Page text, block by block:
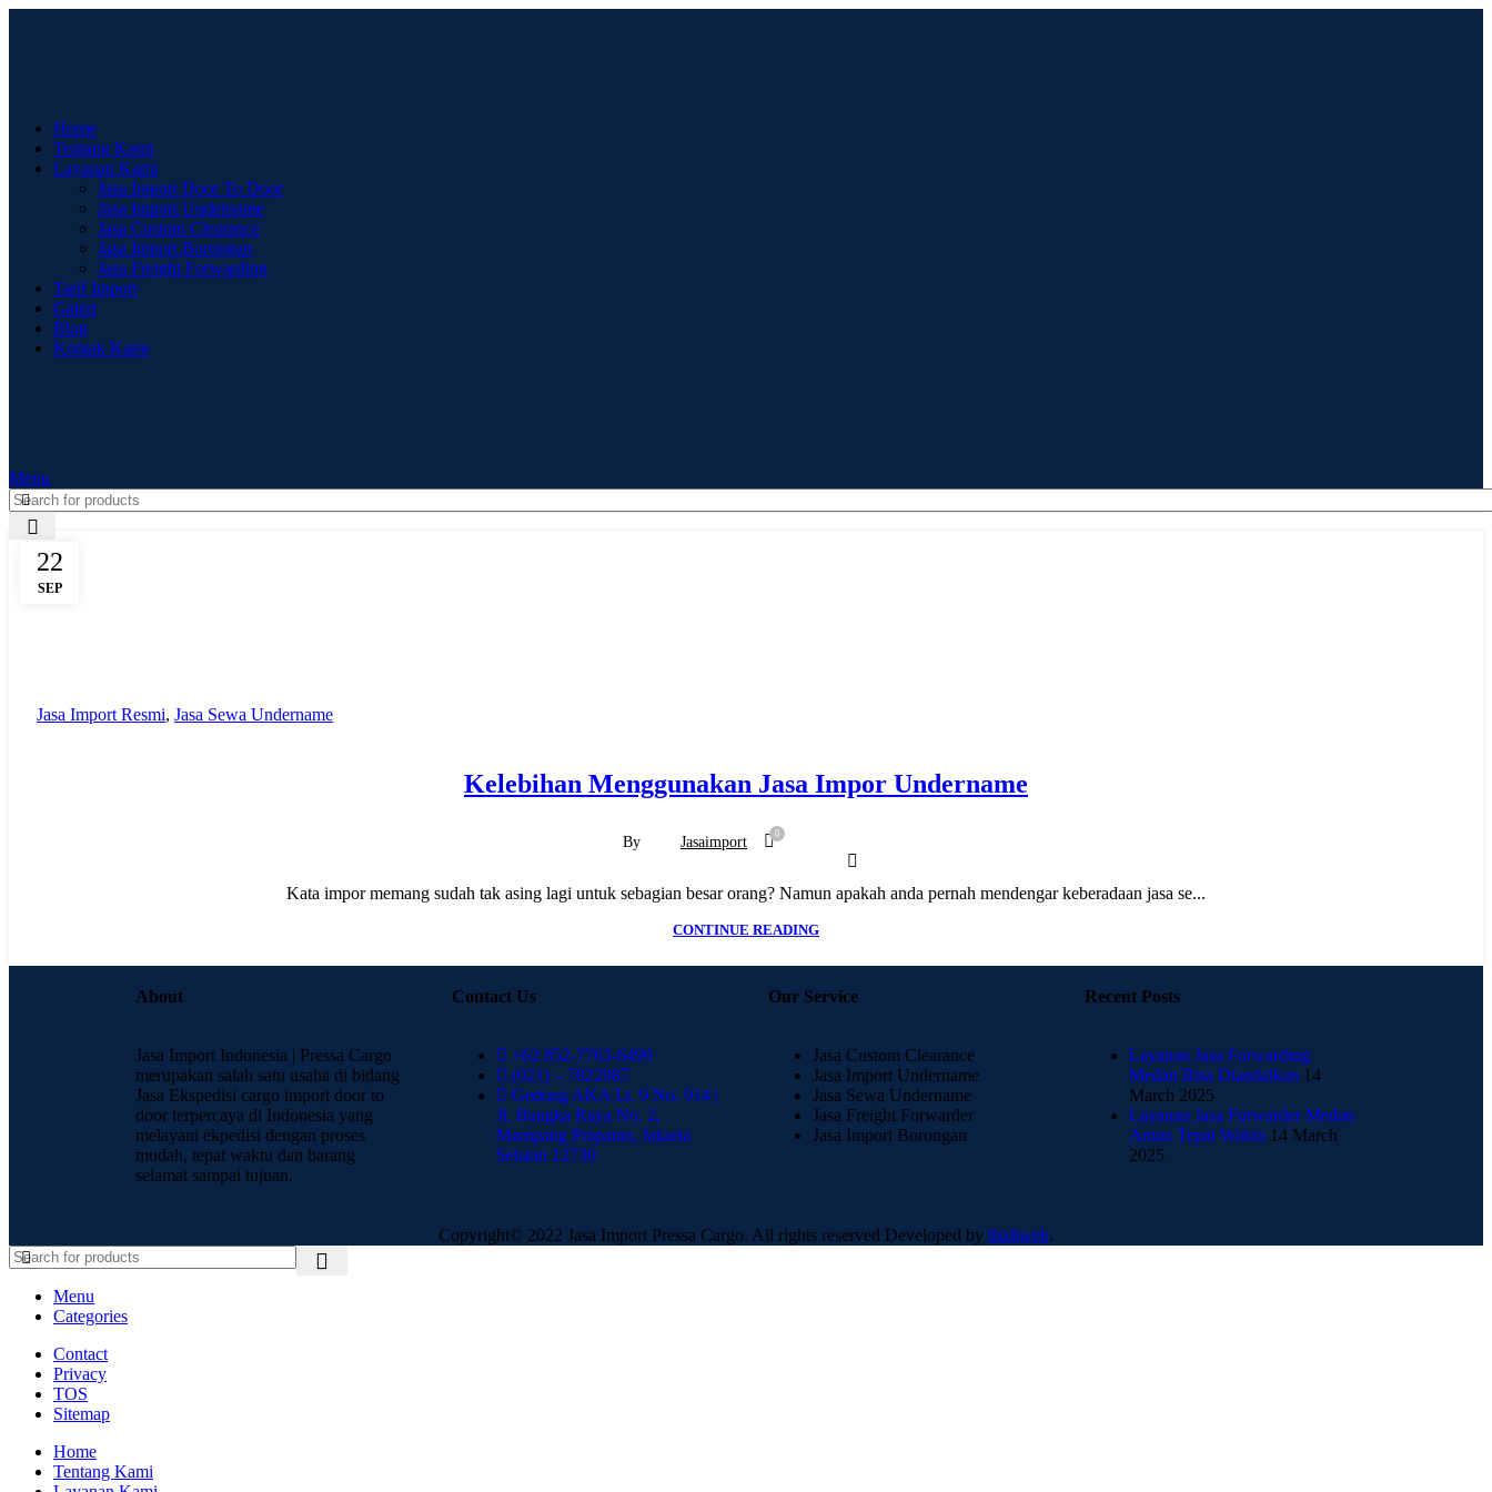
Home
Tentang Kami
Layanan Kami
Jasa Import Door To Door
Jasa Import Undername
Jasa Custom Clearance
Jasa Import Borongan
Jasa Freight Forwarding
Tarif Import
Galeri
Blog
Kontak Kami
Menu
22
SEP
Jasa Import Resmi, Jasa Sewa Undername
Kelebihan Menggunakan Jasa Impor Undername
By Jasaimport 0
Kata impor memang sudah tak asing lagi untuk sebagian besar orang? Namun apakah anda pernah mendengar keberadaan jasa se...
CONTINUE READING
About
Jasa Import Indonesia | Pressa Cargo
merupakan salah satu usaha di bidang
Jasa Ekspedisi cargo import door to
door terpercaya di Indonesia yang
melayani ekpedisi dengan proses
mudah, tepat waktu dan barang
selamat sampai tujuan.
Contact Us
+62 852-7763-6499
(021) – 7822987
Gedung AKA Lt. 9 No. 914 |
Jl. Bangka Raya No. 2,
Mampang Prapatan, Jakarta
Selatan 12730
Our Service
Jasa Custom Clearance
Jasa Import Undername
Jasa Sewa Undername
Jasa Freight Forwarder
Jasa Import Borongan
Recent Posts
Layanan Jasa Forwarding
Medan Bisa Diandalkan 14
March 2025
Layanan Jasa Forwarder Medan
Aman Tepat Waktu 14 March
2025
Copyright© 2022 Jasa Import Pressa Cargo. All rights reserved Developed by thidiweb.
Menu
Categories
Contact
Privacy
TOS
Sitemap
Home
Tentang Kami